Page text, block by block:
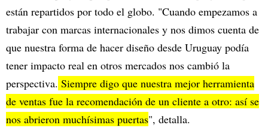
están repartidos por todo el globo. "Cuando empezamos a
trabajar con marcas internacionales y nos dimos cuenta de
que nuestra forma de hacer diseño desde Uruguay podía
tener impacto real en otros mercados nos cambió la
perspectiva. Siempre digo que nuestra mejor herramienta
de ventas fue la recomendación de un cliente a otro: así se
nos abrieron muchísimas puertas", detalla.